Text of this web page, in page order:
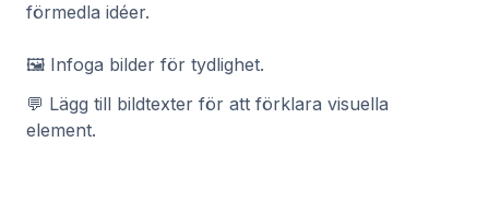
förmedla idéer.
🖼️ Infoga bilder för tydlighet.
💬 Lägg till bildtexter för att förklara visuella
element.